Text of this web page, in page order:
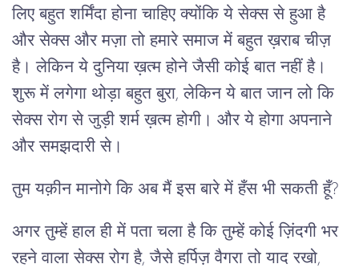
लिए बहुत शर्मिंदा होना चाहिए क्योंकि ये सेक्स से हुआ है
और सेक्स और मज़ा तो हमारे समाज में बहुत ख़राब चीज़
है। लेकिन ये दुनिया ख़त्म होने जैसी कोई बात नहीं है।
शुरू में लगेगा थोड़ा बहुत बुरा, लेकिन ये बात जान लो कि
सेक्स रोग से जुड़ी शर्म ख़त्म होगी। और ये होगा अपनाने
और समझदारी से।
तुम यक़ीन मानोगे कि अब मैं इस बारे में हँस भी सकती हूँ?
अगर तुम्हें हाल ही में पता चला है कि तुम्हें कोई ज़िंदगी भर
रहने वाला सेक्स रोग है, जैसे हर्पिज़ वैगरा तो याद रखो,